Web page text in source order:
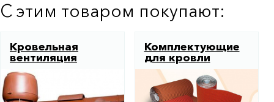
С этим товаром покупают:
Кровельная
вентиляция
Комплектующие
для кровли